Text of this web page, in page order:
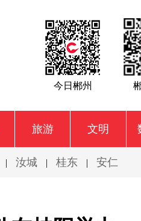
今日郴州
旅游 文明
| 汝城 | 桂东 | 安仁